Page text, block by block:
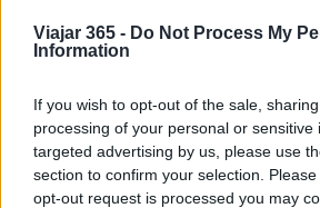
Viajar 365 - Do Not Process My
Information
If you wish to opt-out of the sale,
processing of your personal or sensitive
targeted advertising by us, please use
section to confirm your selection.
opt-out request is processed you may
Gold como aliada en el
inteligente
En resumen, la American